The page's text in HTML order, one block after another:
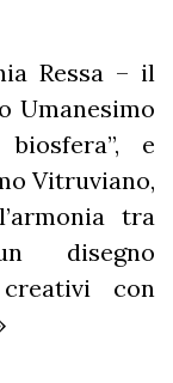
Ressa – il
Umanesimo
e
Vitruviano,
tra
disegno
con